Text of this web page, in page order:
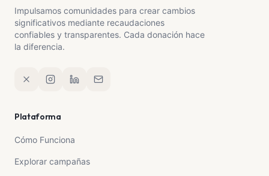
Impulsamos comunidades para crear cambios
significativos mediante recaudaciones
confiables y transparentes. Cada donación hace
la diferencia.
Plataforma
Cómo Funciona
Explorar campañas